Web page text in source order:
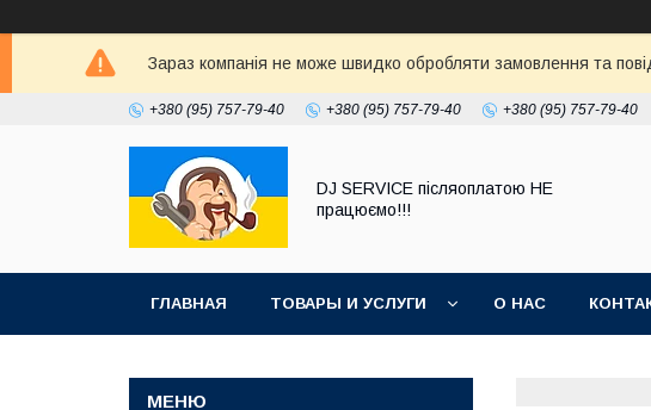
Зараз компанія не може швидко обробляти замовлення та
+380 (95) 757-79-40 +380 (95) 757-79-40 +380 (95) 757-79-40
DJ SERVICE пiсляоплатою НЕ
працюємо!!!
ГЛАВНАЯ ТОВАРЫ И УСЛУГИ О НАС